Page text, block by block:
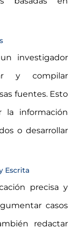
investigador
y compilar
fuentes. Esto
la información
o desarrollar
Escrita
precisa y
casos
redactar